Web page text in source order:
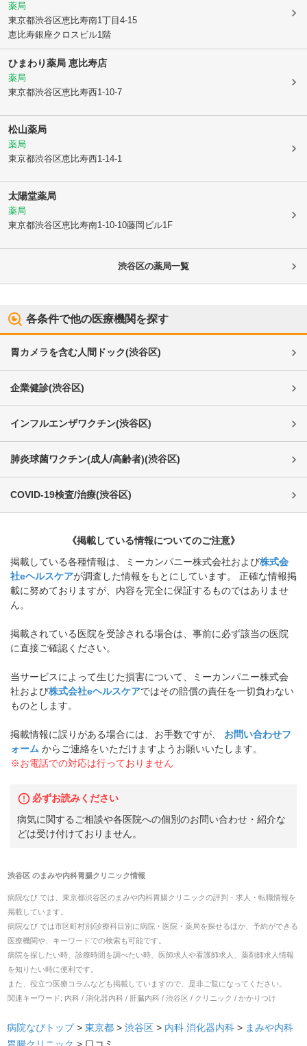
薬局
東京都渋谷区恵比寿南1丁目4-15
恵比寿銀座クロスビル1階
ひまわり薬局 恵比寿店
薬局
東京都渋谷区恵比寿西1-10-7
松山薬局
薬局
東京都渋谷区恵比寿西1-14-1
太陽堂薬局
薬局
東京都渋谷区恵比寿南1-10-10藤岡ビル1F
渋谷区の薬局一覧
各条件で他の医療機関を探す
胃カメラを含む人間ドック(渋谷区)
企業健診(渋谷区)
インフルエンザワクチン(渋谷区)
肺炎球菌ワクチン(成人/高齢者)(渋谷区)
COVID-19検査/治療(渋谷区)
《掲載している情報についてのご注意》
掲載している各種情報は、ミーカンパニー株式会社および株式会
社eヘルスケアが調査した情報をもとにしています。 正確な情報掲
載に努めておりますが、内容を完全に保証するものではありませ
ん。
掲載されている医院を受診される場合は、事前に必ず該当の医院
に直接ご確認ください。
当サービスによって生じた損害について、ミーカンパニー株式会
社および株式会社eヘルスケアではその賠償の責任を一切負わない
ものとします。
掲載情報に誤りがある場合には、お手数ですが、
お問い合わせフ
ォーム からご連絡をいただけますようお願いいたします。
※お電話での対応は行っておりません
必ずお読みください
病気に関するご相談や各医院への個別のお問い合わせ・紹介な
どは受け付けておりません。
渋谷区のまみや内科胃腸クリニック情報
病院なび では、 東京都渋谷区のまみや内科胃腸クリニックの評判・求人・転職情報を
掲載しています。
病院なび では市区町村別/診療科目別に病院・医院・薬局を探せるほか、予約ができる
医療機関や、キーワードでの検索も可能です。
病院を探したい時、診療時間を調べたい時、医師求人や看護師求人、薬剤師求人情報
を知りたい時に便利です。
また、役立つ医療コラムなども掲載していますので、是非ご覧になってください。
関連キーワード: 内科 / 消化器内科 / 肝臓内科 / 渋谷区 / クリニック / かかりつけ
病院なびトップ> 東京都 > 渋谷区 > 内科 消化器内科 > まみや内科